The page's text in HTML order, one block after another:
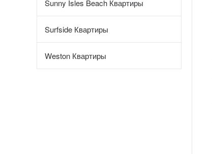
Sunny Isles Beach Квартиры
Surfside Квартиры
Weston Квартиры